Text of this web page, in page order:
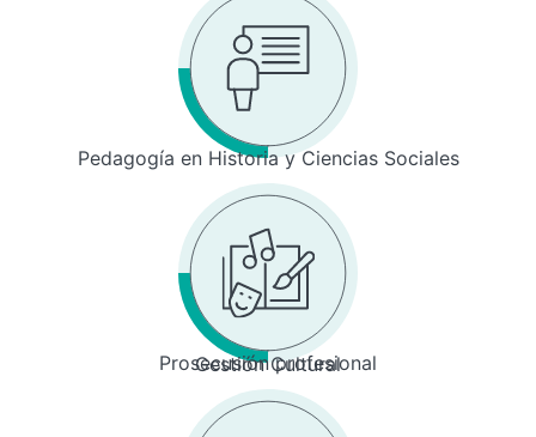
Pedagogía en Historia y Ciencias Sociales
Prosecusión profesional
Gestión Cultural